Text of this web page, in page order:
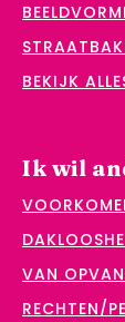
BEKIJK
Ik wil
VAN
RECHTEN/